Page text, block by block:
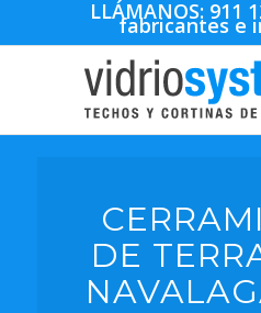
LLÁMANOS: 911
fabricantes e
DE